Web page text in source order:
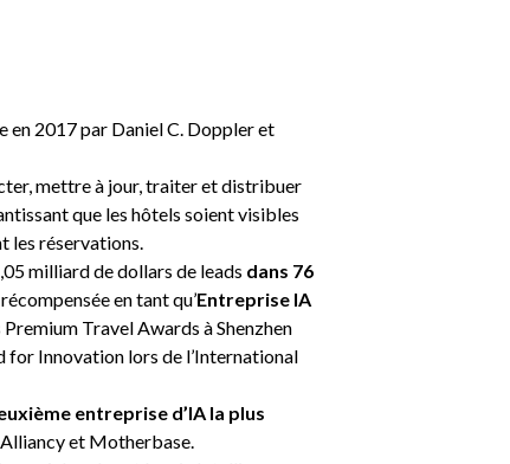
en 2017 par Daniel C. Doppler et
mettre à jour, traiter et distribuer
que les hôtels soient visibles
les réservations.
milliard de dollars de leads dans 76
en tant qu’Entreprise IA
Travel Awards à Shenzhen
for Innovation lors de l’International
entreprise d’IA la plus
Alliancy et Motherbase.